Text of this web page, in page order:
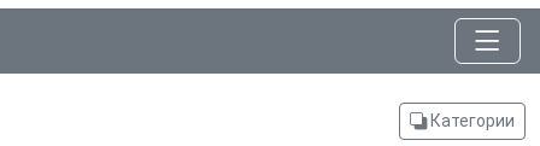
Категории